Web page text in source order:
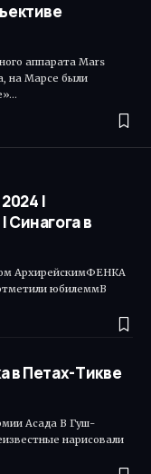
аппарата Mars
на Марсе были
|
Синагога в
АрхирейскимФЕНКА
юбилеммВ
в Петах-Тикве
Асада В Гуш-
нарисовали